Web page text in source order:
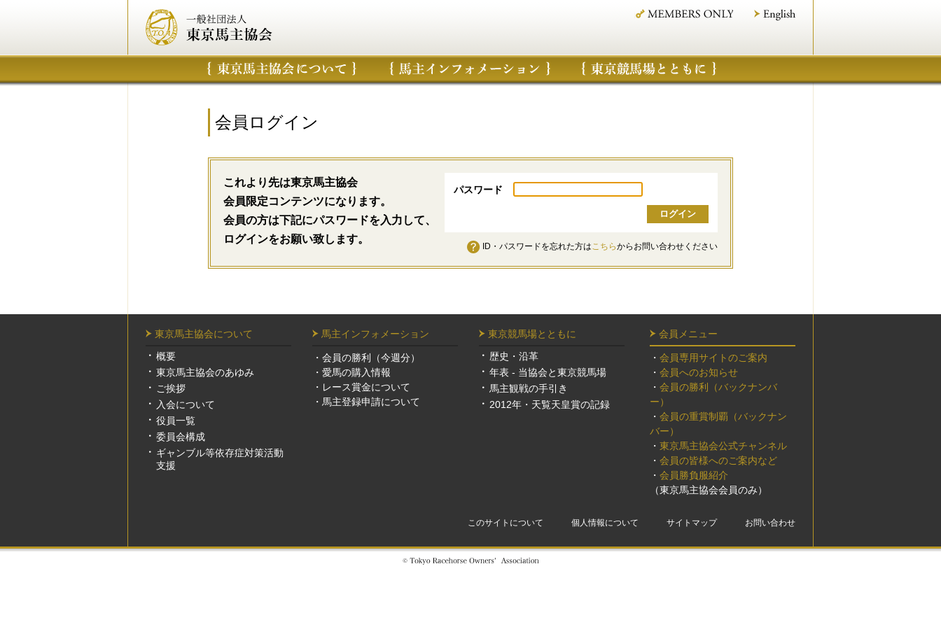
会員ログイン
これより先は東京馬主協会
会員限定コンテンツになります。
会員の方は下記にパスワードを入力して、
ログインをお願い致します。
パスワード
ID・パスワードを忘れた方はこちらからお問い合わせください
東京馬主協会について
概要
東京馬主協会のあゆみ
ご挨拶
入会について
役員一覧
委員会構成
ギャンブル等依存症対策活動
支援
馬主インフォメーション
・ 会員の勝利（今週分）
・ 愛馬の購入情報
・ レース賞金について
・ 馬主登録申請について
東京競馬場とともに
歴史・沿革
年表 - 当協会と東京競馬場
馬主観戦の手引き
2012年・天覧天皇賞の記録
会員メニュー
・ 会員専用サイトのご案内
・ 会員へのお知らせ
・ 会員の勝利（バックナンバ
ー）
・ 会員の重賞制覇（バックナン
バー）
・ 東京馬主協会公式チャンネル
・ 会員の皆様へのご案内など
・ 会員勝負服紹介
（東京馬主協会会員のみ）
このサイトについて 個人情報について サイトマップ お問い合わせ